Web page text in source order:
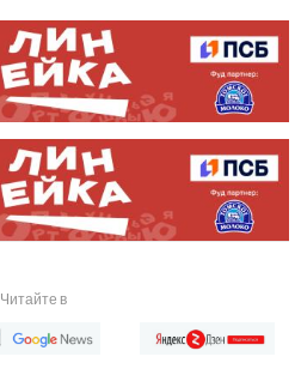
Читайте в